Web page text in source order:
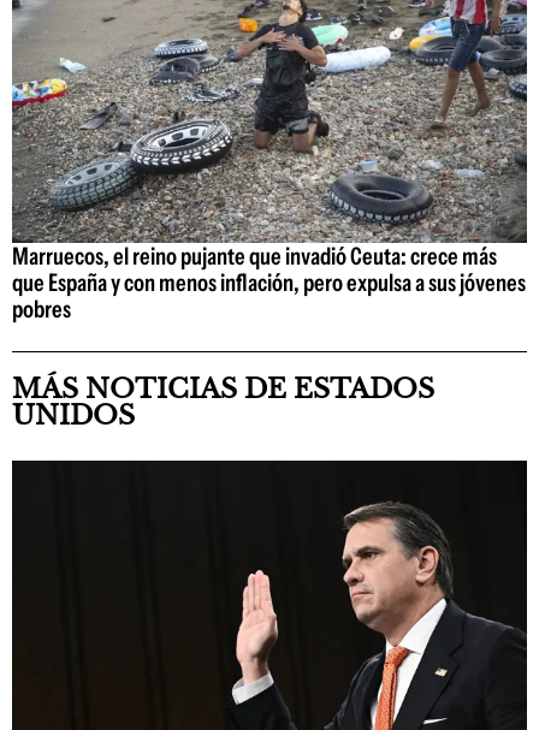
Marruecos, el reino pujante que invadió Ceuta: crece más
que España y con menos inflación, pero expulsa a sus jóvenes
pobres
MÁS NOTICIAS DE ESTADOS
UNIDOS